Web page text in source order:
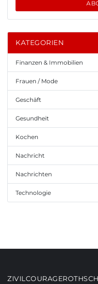
KATEGORIEN
Finanzen & Immobilien
Frauen / Mode
Geschäft
Gesundheit
Kochen
Nachricht
Nachrichten
Technologie